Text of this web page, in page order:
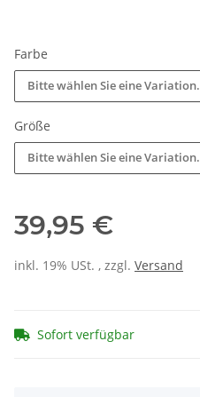
Farbe
Bitte wählen Sie eine Variation.
Größe
Bitte wählen Sie eine Variation.
39,95 €
inkl. 19% USt. , zzgl. Versand
Sofort verfügbar